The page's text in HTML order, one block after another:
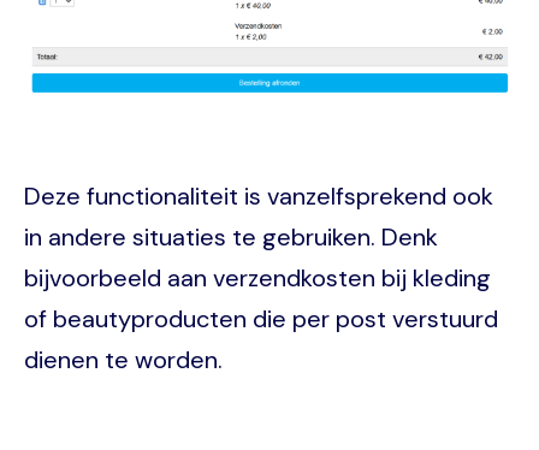
Deze functionaliteit is vanzelfsprekend ook
in andere situaties te gebruiken. Denk
bijvoorbeeld aan verzendkosten bij kleding
of beautyproducten die per post verstuurd
dienen te worden.